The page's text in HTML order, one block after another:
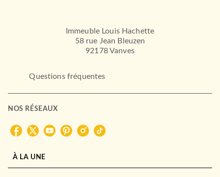
Immeuble Louis Hachette
58 rue Jean Bleuzen
92178 Vanves
Questions fréquentes
NOS RÉSEAUX
À LA UNE